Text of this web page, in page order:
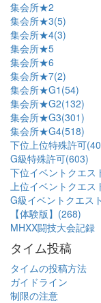
集会所★2
集会所★3(5)
集会所★4(3)
集会所★5
集会所★6
集会所★7(2)
集会所★G1(54)
集会所★G2(132)
集会所★G3(301)
集会所★G4(518)
下位上位特殊許可
G級特殊許可(603)
下位イベントクエス
上位イベントクエス
G級イベントクエス
【体験版】(268)
MHXX闘技大会記録
タイム投稿
タイムの投稿方法
ガイドライン
制限の注意